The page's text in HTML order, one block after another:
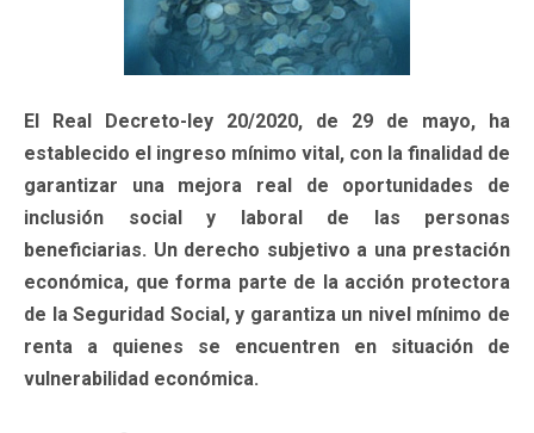
El Real Decreto-ley 20/2020, de 29 de mayo, ha
establecido el ingreso mínimo vital, con la finalidad de
garantizar una mejora real de oportunidades de
inclusión social y laboral de las personas
beneficiarias. Un derecho subjetivo a una prestación
económica, que forma parte de la acción protectora
de la Seguridad Social, y garantiza un nivel mínimo de
renta a quienes se encuentren en situación de
vulnerabilidad económica.